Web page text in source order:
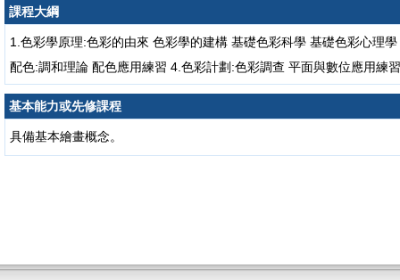
課程大綱
1.色彩學原理:色彩的由來 色彩學的建構 基礎色彩科學 基礎色彩心理
配色:調和理論 配色應用練習 4.色彩計劃:色彩調查 平面與數位應用練
基本能力或先修課程
具備基本繪畫概念。